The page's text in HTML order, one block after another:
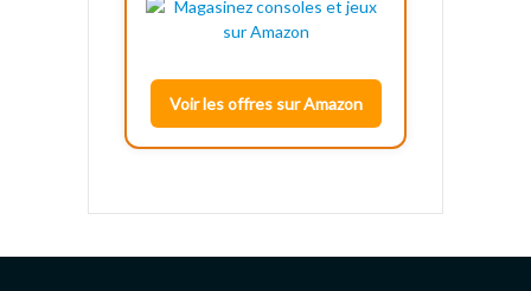
Voir les offres sur Amazon